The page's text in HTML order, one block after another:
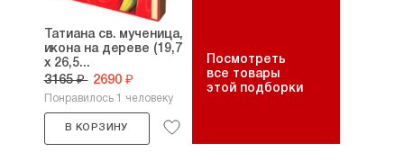
Татиана св. мученица,
икона на дереве (19,7
х 26,5...
3165 ₽ 2690 ₽
Понравилось 1 человеку
В КОРЗИНУ
Посмотреть
все товары
этой подборки